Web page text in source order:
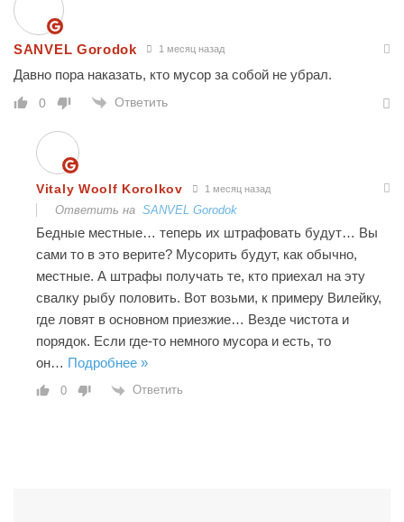
SANVEL Gorodok 1 месяц назад
Давно пора наказать, кто мусор за собой не убрал.
0 Ответить
Vitaly Woolf Korolkov 1 месяц назад
Ответить на SANVEL Gorodok
Бедные местные… теперь их штрафовать будут… Вы
сами то в это верите? Мусорить будут, как обычно,
местные. А штрафы получать те, кто приехал на эту
свалку рыбу половить. Вот возьми, к примеру Вилейку,
где ловят в основном приезжие… Везде чистота и
порядок. Если где-то немного мусора и есть, то
он… Подробнее »
0 Ответить